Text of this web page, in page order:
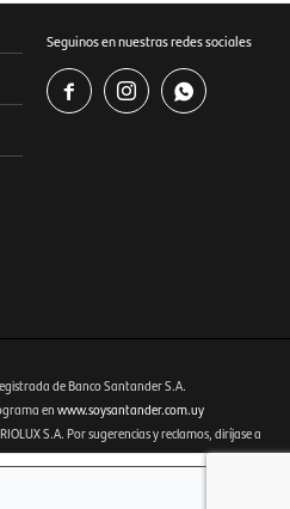
Seguinos en nuestras redes sociales
  
de Banco Santander S.A.
en www.soysantander.com.uy
S.A. Por sugerencias y reclamos, diríjase a
o al WhatsApp 099 306 165.